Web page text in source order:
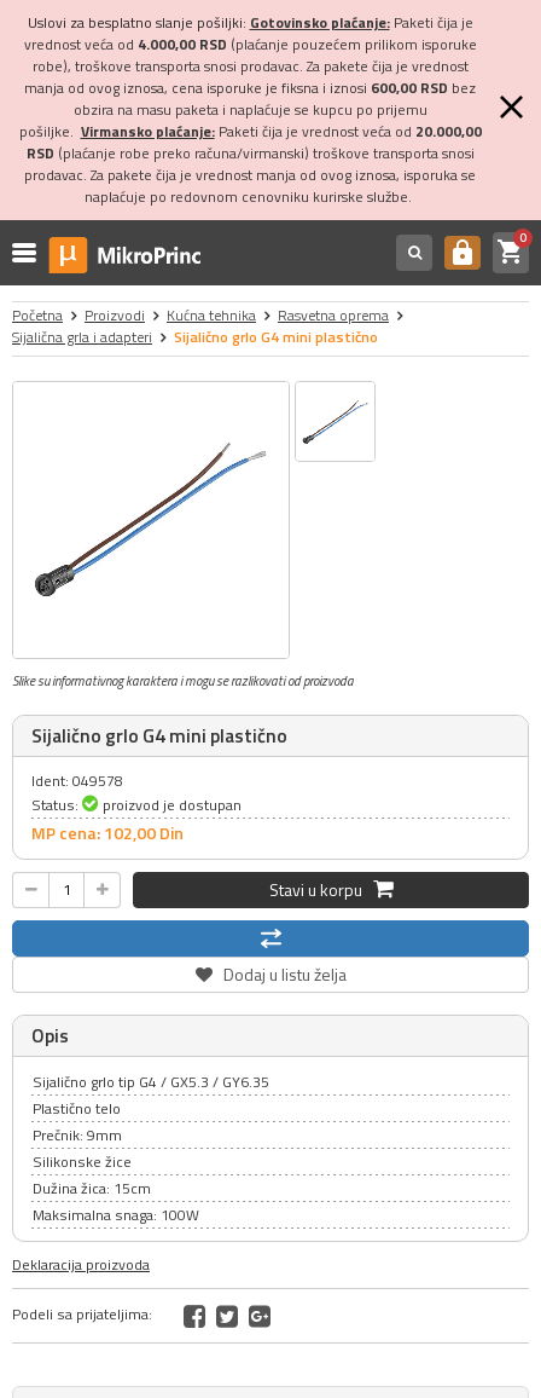
Uslovi za besplatno slanje pošiljki: Gotovinsko plaćanje:Paketi čija je
vrednost veća od 4.000,00 RSD (plaćanje pouzećem prilikom isporuke
robe), troškove transporta snosi prodavac. Za pakete čija je vrednost
manja od ovog iznosa, cena isporuke je fiksna i iznosi 600,00 RSD bez
obzira na masu paketa i naplaćuje se kupcu po prijemu
pošiljke. Virmansko plaćanje:Paketi čija je vrednost veća od 20.000,00
RSD (plaćanje robe preko računa/virmanski) troškove transporta snosi
prodavac. Za pakete čija je vrednost manja od ovog iznosa, isporuka se
naplaćuje po redovnom cenovniku kurirske službe.
https shopping_cart0
Početna Proizvodi Kućna tehnika
Rasvetna oprema
Sijalična grla i adapteri
Sijalično grlo G4 mini plastično
Slike su informativnog karaktera i mogu se razlikovati od proizvoda
Sijalično grlo G4 mini plastično
Ident: 049578
Status:
proizvod je dostupan
MP cena: 102,00Din
Stavi u korpu
Dodaj u listu želja
Opis
Sijalično grlo tip G4 / GX5.3 / GY6.35
Plastično telo
Prečnik: 9mm
Silikonske žice
Dužina žica: 15cm
Maksimalna snaga: 100W
Deklaracija proizvoda
Podeli sa prijateljima: